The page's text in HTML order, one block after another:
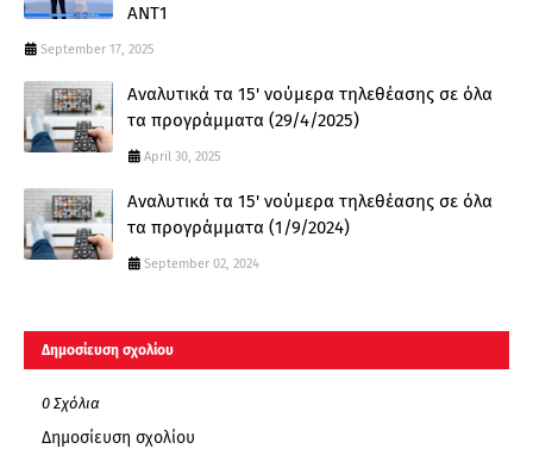
ΑΝΤ1
September 17, 2025
Αναλυτικά τα 15' νούμερα τηλεθέασης σε όλα
τα προγράμματα (29/4/2025)
April 30, 2025
Αναλυτικά τα 15' νούμερα τηλεθέασης σε όλα
τα προγράμματα (1/9/2024)
September 02, 2024
Δημοσίευση σχολίου
0 Σχόλια
Δημοσίευση σχολίου